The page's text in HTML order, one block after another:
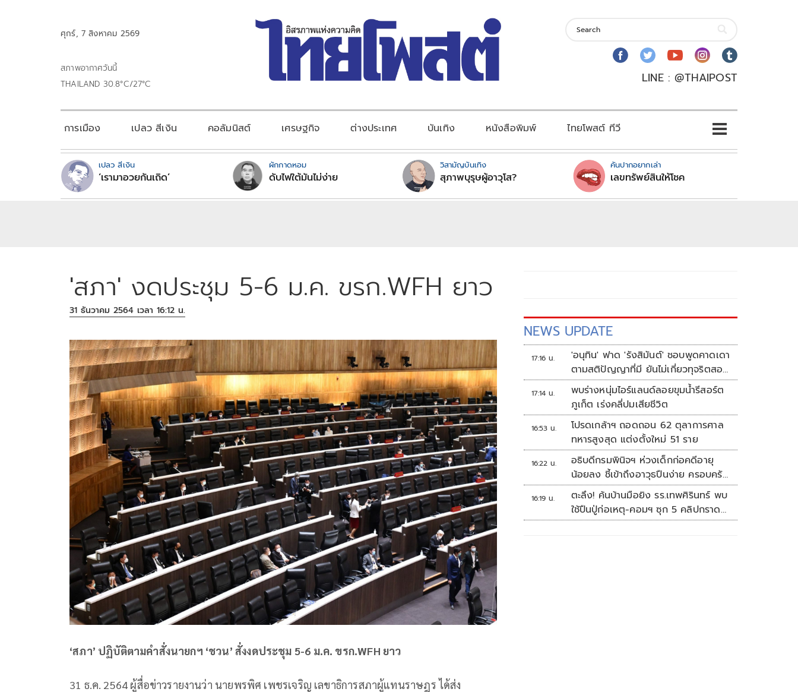
ศุกร์, 7 สิงหาคม 2569
สภาพอากาศวันนี้
THAILAND 30.8°C/27°C
LINE : @THAIPOST
การเมือง เปลว สีเงิน คอลัมนิสต์ เศรษฐกิจ ต่างประเทศ บันเทิง หนังสือพิมพ์ ไทยโพสต์ ทีวี
เปลว สีเงิน
‘เรามาอวยกันเถิด’
ผักกาดหอม
ดับไฟใต้มันไม่ง่าย
วิสามัญบันเทิง
สุภาพบุรุษผู้อาวุโส?
คันปากอยากเล่า
เลขทรัพย์สินให้โชค
'สภา' งดประชุม 5-6 ม.ค. ขรก.WFH ยาว
31 ธันวาคม 2564 เวลา 16:12 น.
‘สภา’ ปฏิบัติตามคำสั่งนายกฯ ‘ชวน’ สั่งงดประชุม 5-6 ม.ค. ขรก.WFH ยาว
31 ธ.ค. 2564 ผู้สื่อข่าวรายงานว่า นายพรพิศ เพชรเจริญ เลขาธิการ​สภา​ผู้แทน​ราษฎร​ ได้ส่ง
NEWS UPDATE
17:16 น.
'อนุทิน' ฟาด 'รังสิมันต์' ชอบพูดคาดเดา
ตามสติปัญญาที่มี ยันไม่เกี่ยวทุจริตสอบ
ท้องถิ่น
17:14 น.
พบร่างหนุ่มไอร์แลนด์ลอยขุมน้ำรีสอร์ต
ภูเก็ต เร่งคลี่ปมเสียชีวิต
16:53 น.
โปรดเกล้าฯ ถอดถอน 62 ตุลาการศาล
ทหารสูงสุด แต่งตั้งใหม่ 51 ราย
16:22 น.
อธิบดีกรมพินิจฯ ห่วงเด็กก่อคดีอายุ
น้อยลง ชี้เข้าถึงอาวุธปืนง่าย ครอบครัว
แตกแยกเป็นชนวนสำคัญ
16:19 น.
ตะลึง! ค้นบ้านมือยิง รร.เทพศิรินทร์ พบ
ใช้ปืนปู่ก่อเหตุ-คอมฯ ซุก 5 คลิปกราด
ยิง